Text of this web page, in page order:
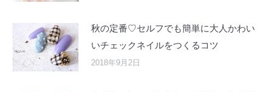
秋の定番♡セルフでも簡単に大人かわい
いチェックネイルをつくるコツ
2018年9月2日